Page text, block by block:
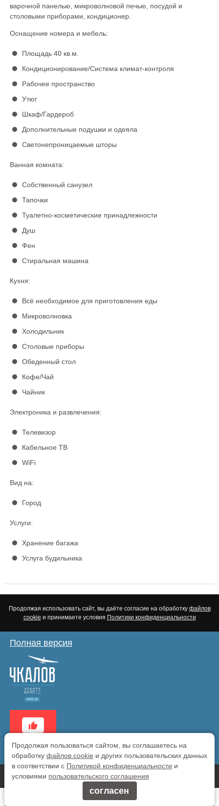
варочной панелью, микроволновой печью, посудой и
столовыми приборами, кондиционер.
Оснащение номера и мебель:
Площадь 40 кв.м.
Кондиционирование/Система климат-контроля
Рабочее пространство
Утюг
Шкаф/Гардероб
Дополнительные подушки и одеяла
Светонепроницаемые шторы
Ванная комната:
Собственный санузел
Тапочки
Туалетно-косметические принадлежности
Душ
Фен
Стиральная машина
Кухня:
Всё необходимое для приготовления еды
Микроволновка
Холодильник
Столовые приборы
Обеденный стол
Кофе/Чай
Чайник
Электроника и развлечения:
Телевизор
Кабельное ТВ
WiFi
Вид на:
Город
Услуги:
Хранение багажа
Услуга будильника
Продолжая использовать сайт, вы даёте согласие на обработку файлов
cookie и принимаете условия Политики конфиденциальности
Полная версия
Разработка сайта -
Заявка
Продолжая пользоваться сайтом, вы соглашаетесь на
обработку файлов cookie и других пользовательских данных
в соответствии с Политикой конфиденциальности и
условиями пользовательского соглашения
согласен